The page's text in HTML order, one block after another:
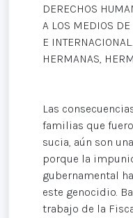
DERECHOS
A LOS MEDIOS
E INTERNACIONAL.
HERMANAS,
Las
familias que
sucia, aún son
porque la
gubernamental
este genocidio.
trabajo de la